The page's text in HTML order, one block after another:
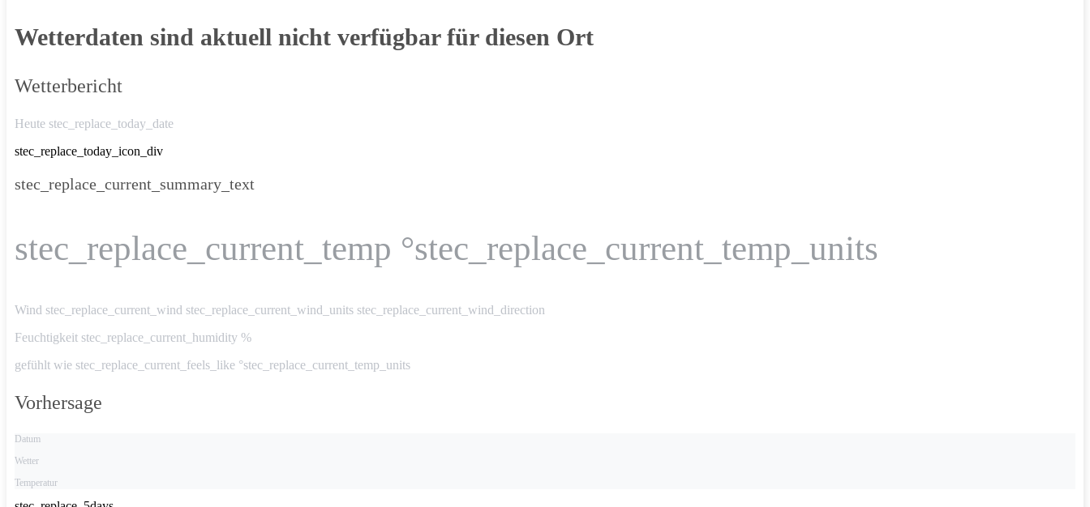
Wetterdaten sind aktuell nicht verfügbar für diesen Ort
Wetterbericht
Heute stec_replace_today_date
stec_replace_today_icon_div
stec_replace_current_summary_text
stec_replace_current_temp °stec_replace_current_temp_units
Wind stec_replace_current_wind stec_replace_current_wind_units stec_replace_current_wind_direction
Feuchtigkeit stec_replace_current_humidity %
gefühlt wie stec_replace_current_feels_like °stec_replace_current_temp_units
Vorhersage
Datum
Wetter
Temperatur